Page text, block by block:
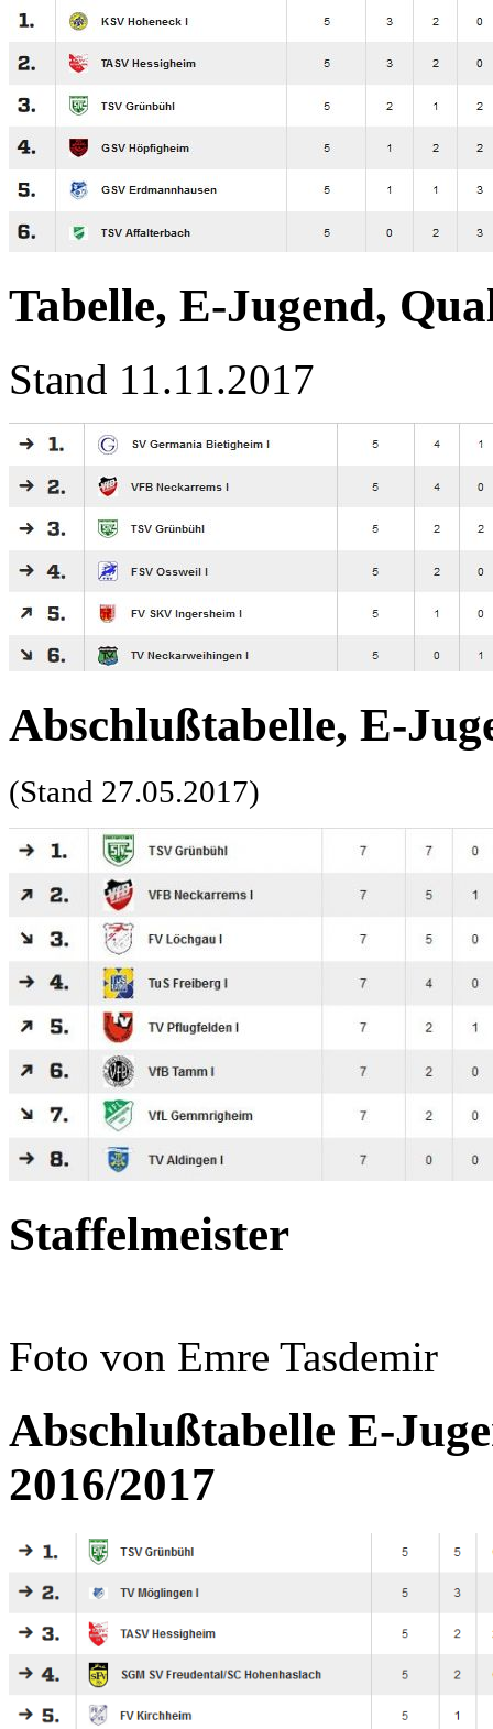
Tabelle, E-Jugend,
Stand 11.11.2017
Abschlußtabelle, E-
(Stand 27.05.2017)
Staffelmeister
Foto von Emre Tasdemir
Abschlußtabelle E-
2016/2017